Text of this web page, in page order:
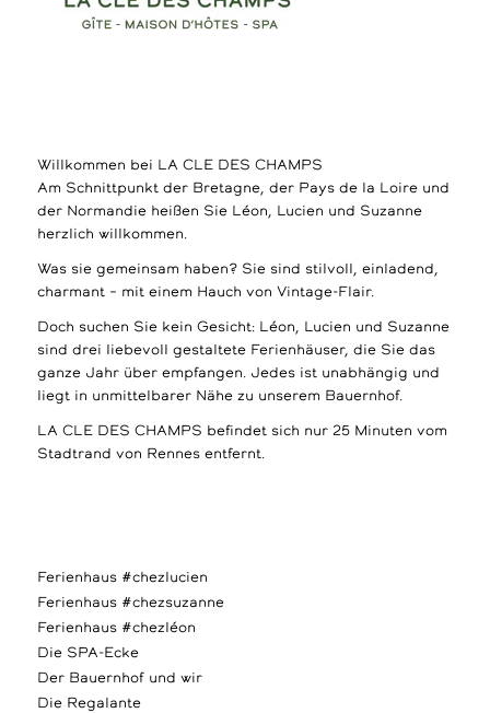
Willkommen bei LA CLE DES CHAMPS
Am Schnittpunkt der Bretagne, der Pays de la Loire und
der Normandie heißen Sie Léon, Lucien und Suzanne
herzlich willkommen.
Was sie gemeinsam haben? Sie sind stilvoll, einladend,
charmant – mit einem Hauch von Vintage-Flair.
Doch suchen Sie kein Gesicht: Léon, Lucien und Suzanne
sind drei liebevoll gestaltete Ferienhäuser, die Sie das
ganze Jahr über empfangen. Jedes ist unabhängig und
liegt in unmittelbarer Nähe zu unserem Bauernhof.
LA CLE DES CHAMPS befindet sich nur 25 Minuten vom
Stadtrand von Rennes entfernt.
Ferienhaus #chezlucien
Ferienhaus #chezsuzanne
Ferienhaus #chezléon
Die SPA-Ecke
Der Bauernhof und wir
Die Regalante